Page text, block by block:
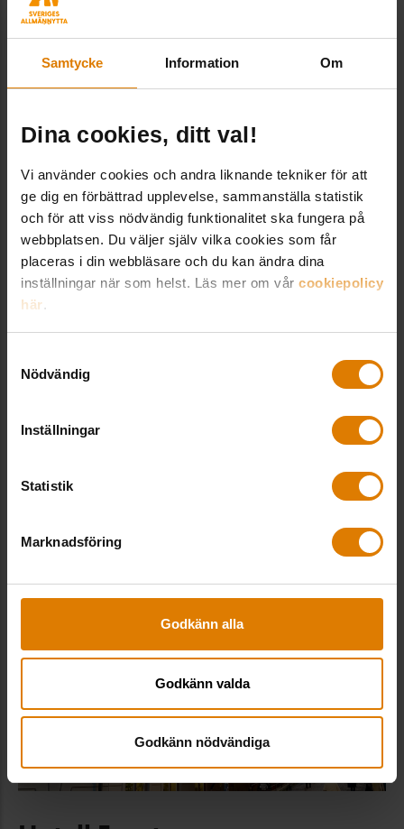
Samtycke Information Om
Dina cookies, ditt val!
Vi använder cookies och andra liknande tekniker för att
ge dig en förbättrad upplevelse, sammanställa statistik
och för att viss nödvändig funktionalitet ska fungera på
webbplatsen. Du väljer själv vilka cookies som får
placeras i din webbläsare och du kan ändra dina
inställningar när som helst. Läs mer om vår cookiepolicy
här.
Nödvändig
Inställningar
Statistik
Marknadsföring
Godkänn alla
Godkänn valda
Godkänn nödvändiga
Hotel Rival
Hotel Rival är ett boutiquehotell med internationell känsla,
design, komfort och personlig service i en levande miljö
salong med plats för upp till 735 gäster. Hotellet erbjuder
även restaurang, taverna och barer där frukost, lunch och
middag serveras dagligen.
Sveriges Allmännytta har avtal med Hotel Rival vilket ger
en något lägre kostnad. I samband med anmälan till kurs
eller konferens skickas bokningsinformation och aktuell